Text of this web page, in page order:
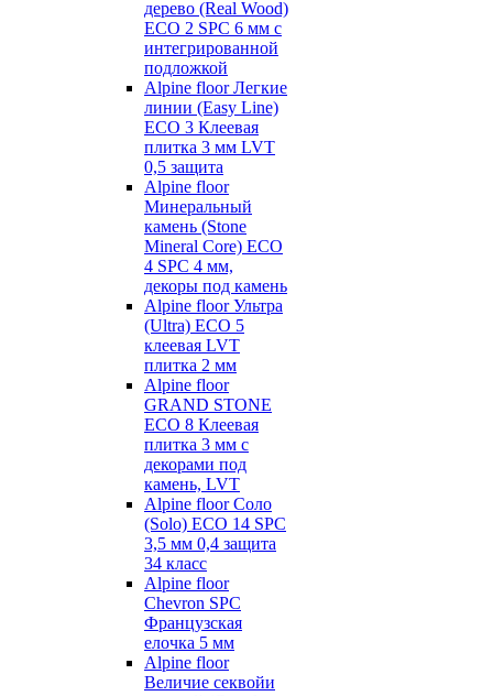
дерево (Real Wood)
ECO 2 SPC 6 мм с
интегрированной
подложкой
Alpine floor Легкие
линии (Easy Line)
ECO 3 Клеевая
плитка 3 мм LVT
0,5 защита
Alpine floor
Минеральный
камень (Stone
Mineral Core) ECO
4 SPC 4 мм,
декоры под камень
Alpine floor Ультра
(Ultra) ECO 5
клеевая LVT
плитка 2 мм
Alpine floor
GRAND STONE
ECO 8 Клеевая
плитка 3 мм с
декорами под
камень, LVT
Alpine floor Соло
(Solo) ECO 14 SPC
3,5 мм 0,4 защита
34 класс
Alpine floor
Chevron SPC
Французская
елочка 5 мм
Alpine floor
Величие секвойи